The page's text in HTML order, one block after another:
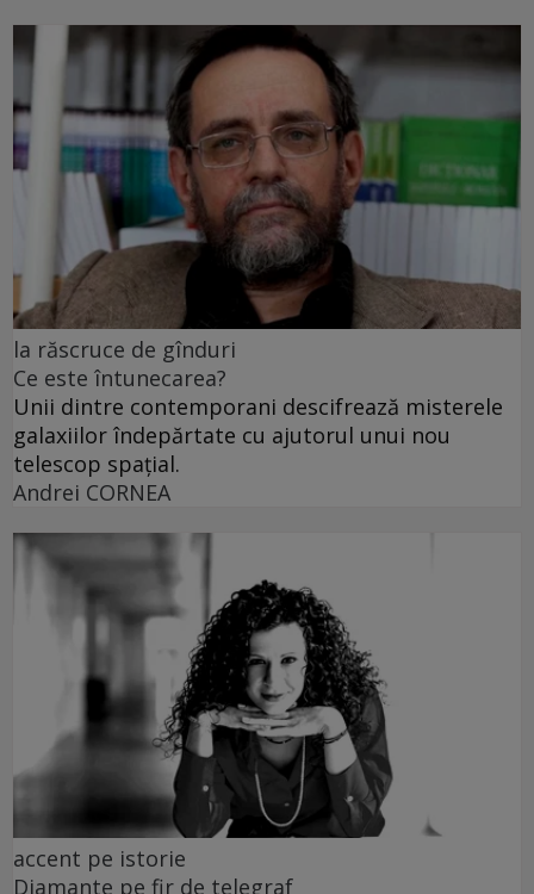
la răscruce de gînduri
Ce este întunecarea?
Unii dintre contemporani descifrează misterele
galaxiilor îndepărtate cu ajutorul unui nou
telescop spațial.
Andrei CORNEA
accent pe istorie
Diamante pe fir de telegraf